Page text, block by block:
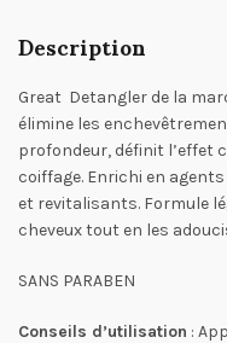
Description
Great Detangler de la
élimine les
profondeur, définit l’effet
coiffage. Enrichi en
et revitalisants. Formule
cheveux tout en les
SANS PARABEN
Conseils d’utilisation :